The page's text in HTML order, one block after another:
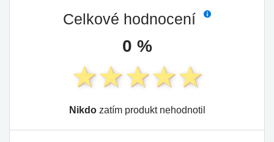
Celkové hodnocení
0 %
Nikdozatím produkt nehodnotil